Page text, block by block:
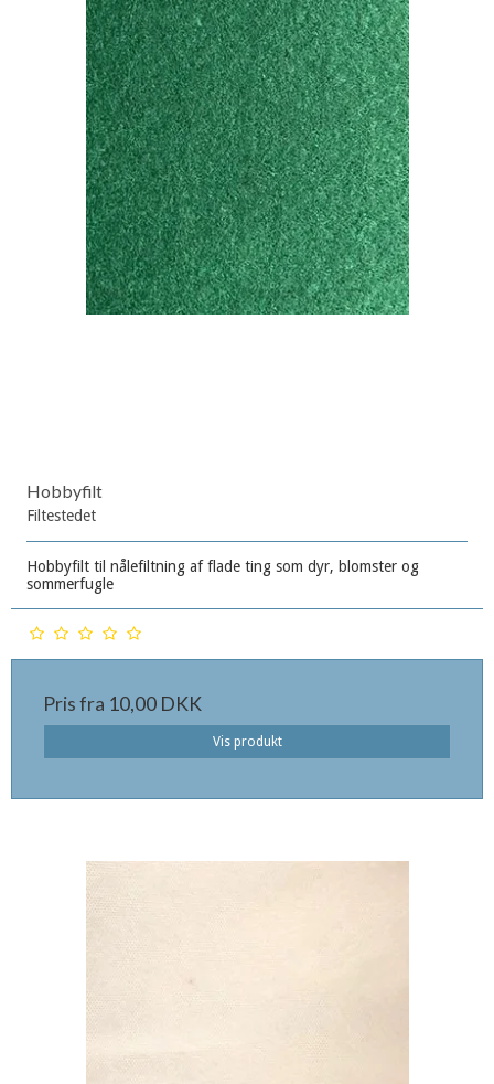
Hobbyfilt
Filtestedet
Hobbyfilt til nålefiltning af flade ting som dyr, blomster og
sommerfugle
Pris fra 10,00 DKK
Vis produkt